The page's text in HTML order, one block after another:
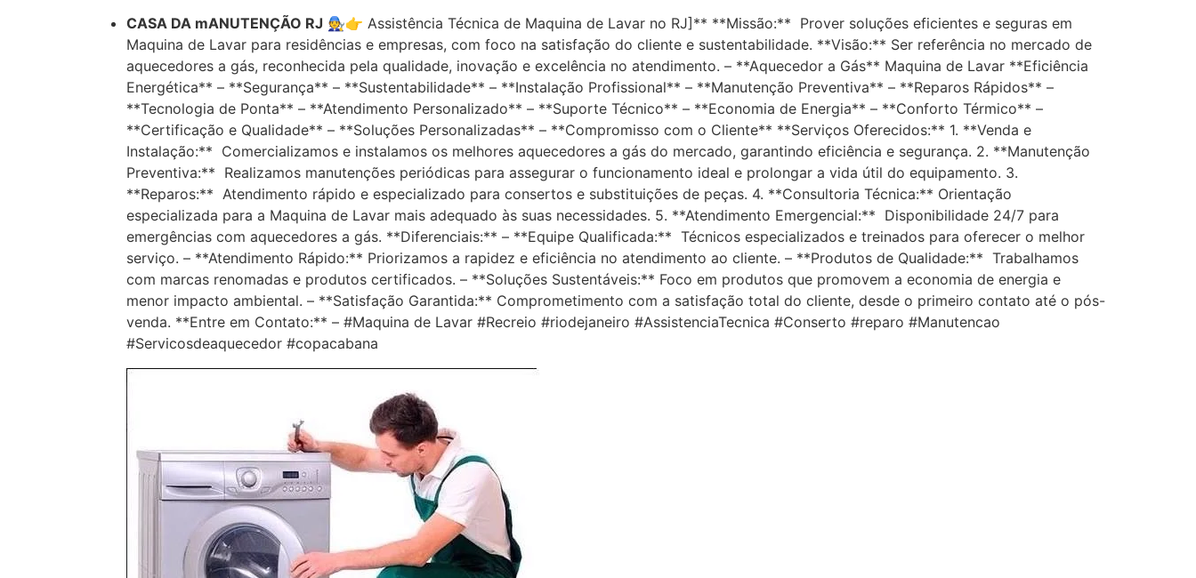
CASA DA mANUTENÇÃO RJ 🧑‍🔧👉 Assistência Técnica de Maquina de Lavar no RJ]** **Missão:** Prover soluções eficientes e seguras em
Maquina de Lavar para residências e empresas, com foco na satisfação do cliente e sustentabilidade. **Visão:** Ser referência no mercado de
aquecedores a gás, reconhecida pela qualidade, inovação e excelência no atendimento. – **Aquecedor a Gás** Maquina de Lavar **Eficiência
Energética** – **Segurança** – **Sustentabilidade** – **Instalação Profissional** – **Manutenção Preventiva** – **Reparos Rápidos** –
**Tecnologia de Ponta** – **Atendimento Personalizado** – **Suporte Técnico** – **Economia de Energia** – **Conforto Térmico** –
**Certificação e Qualidade** – **Soluções Personalizadas** – **Compromisso com o Cliente** **Serviços Oferecidos:** 1. **Venda e
Instalação:** Comercializamos e instalamos os melhores aquecedores a gás do mercado, garantindo eficiência e segurança. 2. **Manutenção
Preventiva:** Realizamos manutenções periódicas para assegurar o funcionamento ideal e prolongar a vida útil do equipamento. 3.
**Reparos:** Atendimento rápido e especializado para consertos e substituições de peças. 4. **Consultoria Técnica:** Orientação
especializada para a Maquina de Lavar mais adequado às suas necessidades. 5. **Atendimento Emergencial:** Disponibilidade 24/7 para
emergências com aquecedores a gás. **Diferenciais:** – **Equipe Qualificada:** Técnicos especializados e treinados para oferecer o melhor
serviço. – **Atendimento Rápido:** Priorizamos a rapidez e eficiência no atendimento ao cliente. – **Produtos de Qualidade:** Trabalhamos
com marcas renomadas e produtos certificados. – **Soluções Sustentáveis:** Foco em produtos que promovem a economia de energia e
menor impacto ambiental. – **Satisfação Garantida:** Comprometimento com a satisfação total do cliente, desde o primeiro contato até o pós-
venda. **Entre em Contato:** – #Maquina de Lavar #Recreio #riodejaneiro #AssistenciaTecnica #Conserto #reparo #Manutencao
#Servicosdeaquecedor #copacabana